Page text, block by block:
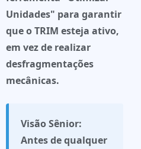
Unidades" para garantir
que o TRIM esteja ativo,
em vez de realizar
desfragmentações
mecânicas.
Visão Sênior:
Antes de qualquer